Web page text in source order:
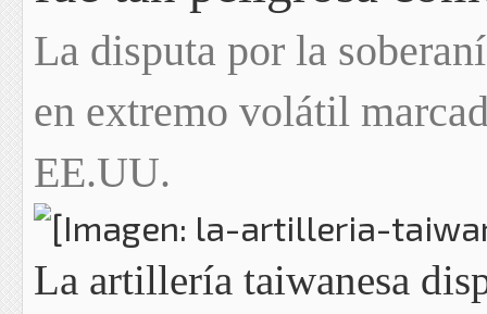
La disputa por la
en extremo volátil
EE.UU.
La artillería taiwanesa